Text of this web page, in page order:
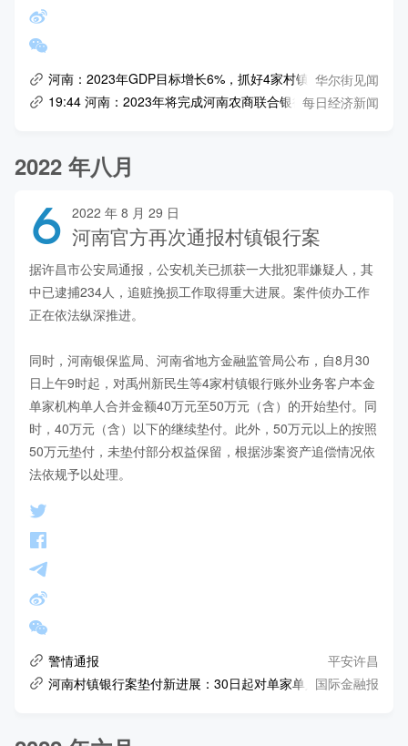
河南：2023年GDP目标增长6%，抓好4家村镇银行后续风险处
华尔街见闻
19:44 河南：2023年将完成河南农商联合银行组建每日经济新闻
2022 年八月
6 2022 年 8 月 29 日
河南官方再次通报村镇银行案
据许昌市公安局通报，公安机关已抓获一大批犯罪嫌疑人，其
中已逮捕234人，追赃挽损工作取得重大进展。案件侦办工作
正在依法纵深推进。
同时，河南银保监局、河南省地方金融监管局公布，自8月30
日上午9时起，对禹州新民生等4家村镇银行账外业务客户本金
单家机构单人合并金额40万元至50万元（含）的开始垫付。同
时，40万元（含）以下的继续垫付。此外，50万元以上的按照
50万元垫付，未垫付部分权益保留，根据涉案资产追偿情况依
法依规予以处理。
警情通报 平安许昌
河南村镇银行案垫付新进展：30日起对单家单人40万元至50万
国际金融报